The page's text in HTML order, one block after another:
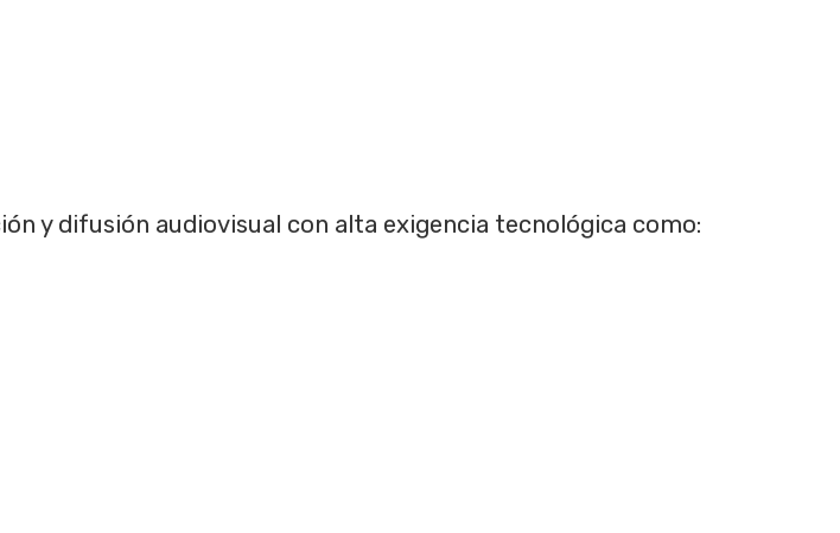
y difusión audiovisual con alta exigencia tecnológica como: